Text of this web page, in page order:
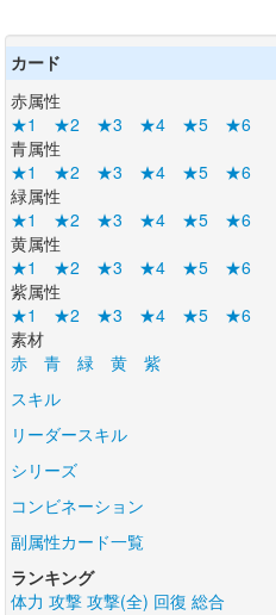
カード
赤属性
★1
★2 ★3 ★4 ★5
★6
青属性
★1
★2 ★3 ★4 ★5
★6
緑属性
★1
★2 ★3 ★4 ★5
★6
黄属性
★1
★2 ★3 ★4 ★5
★6
紫属性
★1
★2 ★3 ★4 ★5
★6
素材
赤
青 緑 黄
紫
スキル
リーダースキル
シリーズ
コンビネーション
副属性カード一覧
ランキング
体力 攻撃 攻撃(全) 回復 総合